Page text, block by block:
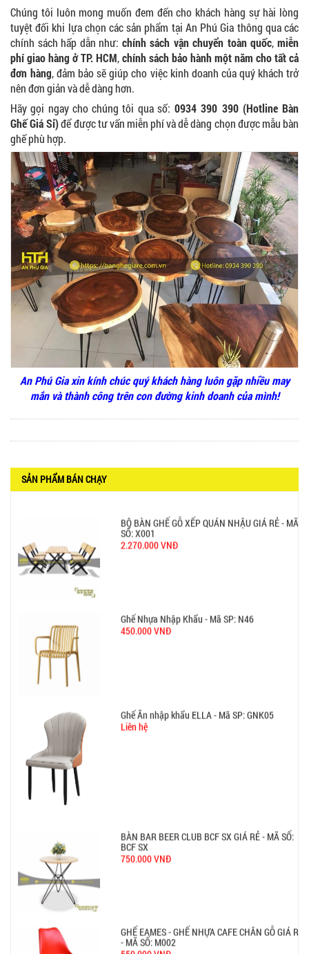
Chúng tôi luôn mong muốn đem đến cho khách hàng sự hài lòng
tuyệt đối khi lựa chọn các sản phẩm tại An Phú Gia thông qua các
chính sách hấp dẫn như: chính sách vận chuyển toàn quốc,miễn
phí giao hàng ở TP. HCM,chính sách bảo hành một năm cho tất cả
đơn hàng, đảm bảo sẽ giúp cho việc kinh doanh của quý khách trở
nên đơn giản và dễ dàng hơn.
Hãy gọi ngay cho chúng tôi qua số: 0934 390 390 (Hotline Bàn
Ghế Giá Sỉ)để được tư vấn miễn phí và dễ dàng chọn được mẫu bàn
ghế phù hợp.
An Phú Gia xin kính chúc quý khách hàng luôn gặp nhiều may
mắn và thành công trên con đường kinh doanh của mình!
SẢN PHẨM BÁN CHẠY
BÀN BAR BEER CLUB BCF SX GIÁ RẺ - MÃ SỐ:
BCF SX
750.000 VNĐ
- MÃ SỐ: M002
550.000 VNĐ
GHẾ XẾP GẤP GIÁ RẺ - MÃ SỐ: X001
380.000 VNĐ
BÀN CAFE BCF01 GIÁ RẺ - MÃ SỐ: BCF01
650.000 VNĐ
SỐ: X001
Ghế Nhựa Nhập Khẩu - Mã SP: N46
450.000 VNĐ
Ghế Ăn nhập khẩu ELLA - Mã SP: GNK05
Liên hệ
GHẾ EAMES - GHẾ NHỰA CAFE CHÂN GỖ GIÁ RẺ
- MÃ SỐ: M002
550.000 VNĐ
GHẾ XẾP GẤP GIÁ RẺ - MÃ SỐ: X001
380.000 VNĐ